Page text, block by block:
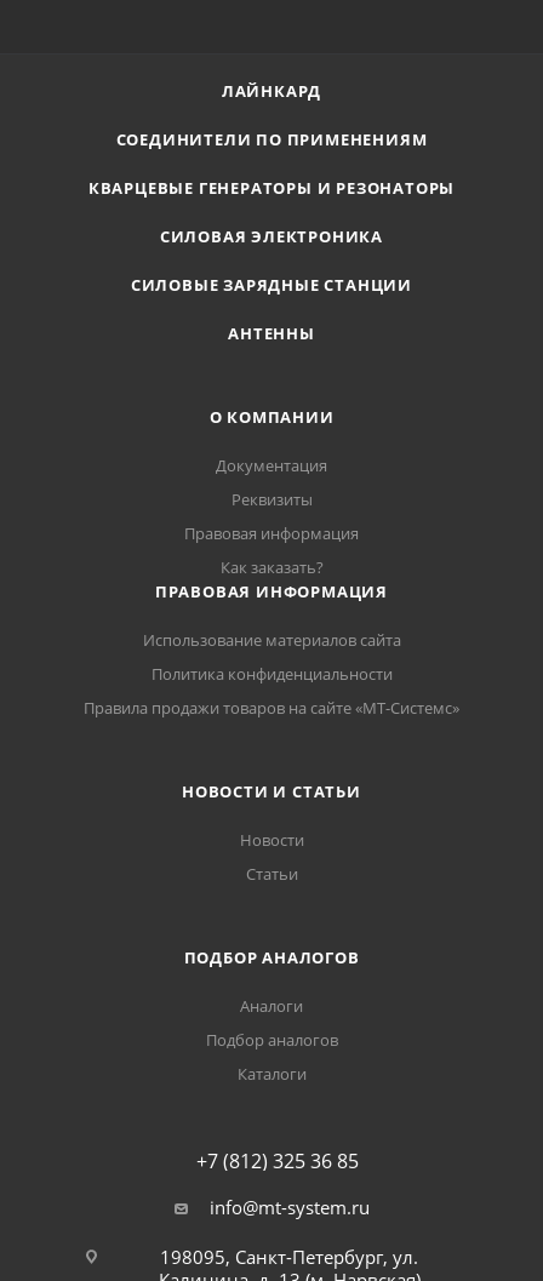
ЛАЙНКАРД
СОЕДИНИТЕЛИ ПО ПРИМЕНЕНИЯМ
КВАРЦЕВЫЕ ГЕНЕРАТОРЫ И РЕЗОНАТОРЫ
СИЛОВАЯ ЭЛЕКТРОНИКА
СИЛОВЫЕ ЗАРЯДНЫЕ СТАНЦИИ
АНТЕННЫ
О КОМПАНИИ
Документация
Реквизиты
Правовая информация
Как заказать?
ПРАВОВАЯ ИНФОРМАЦИЯ
Использование материалов сайта
Политика конфиденциальности
Правила продажи товаров на сайте «МТ-Системс»
НОВОСТИ И СТАТЬИ
Новости
Статьи
ПОДБОР АНАЛОГОВ
Аналоги
Подбор аналогов
Каталоги
+7 (812) 325 36 85
info@mt-system.ru
198095, Санкт-Петербург, ул.